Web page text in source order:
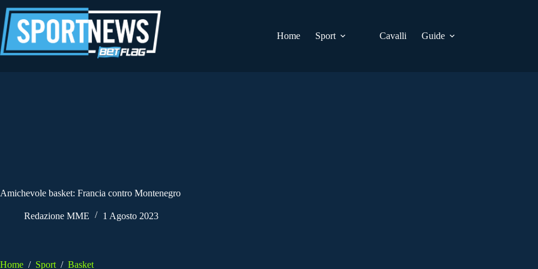
al
contenuto
Home
Sport Cavalli Guide
Amichevole basket: Francia contro Montenegro
Redazione MME 1 Agosto 2023
Home / Sport / Basket